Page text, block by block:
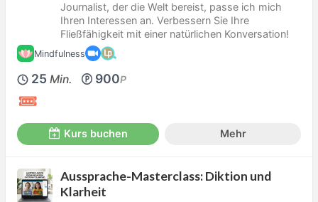
Journalist, der die Welt bereist, passe ich mich
Ihren Interessen an. Verbessern Sie Ihre
Fließfähigkeit mit einer natürlichen Konversation!
Mindfulness
25 Min. 900P
Kurs buchen Mehr
Aussprache-Masterclass: Diktion und
Klarheit